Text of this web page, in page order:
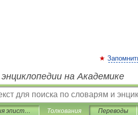
на Академике
Энциклопедия эпистемологии и философии науки Толкования Переводы